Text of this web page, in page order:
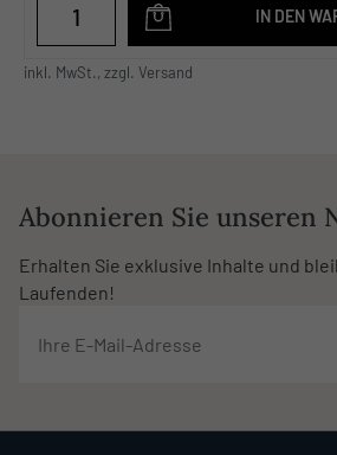
IN DEN
inkl. MwSt., zzgl. Versand
Abonnieren Sie unseren
Erhalten Sie exklusive Inhalte und
Laufenden!